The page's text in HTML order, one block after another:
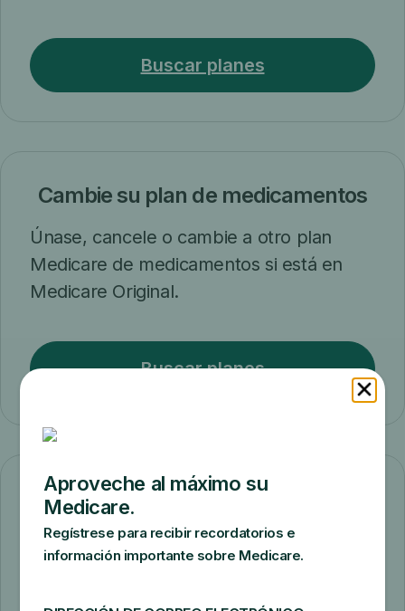
Buscar planes
Cambie su plan de medicamentos
Únase, cancele o cambie a otro plan
Medicare de medicamentos si está en
Medicare Original.
Buscar planes
Cambia la forma en que obtienes
cobertura
Cambiar de Medicare Original a un plan